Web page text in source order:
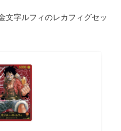
文字ルフィのレカフィグセッ